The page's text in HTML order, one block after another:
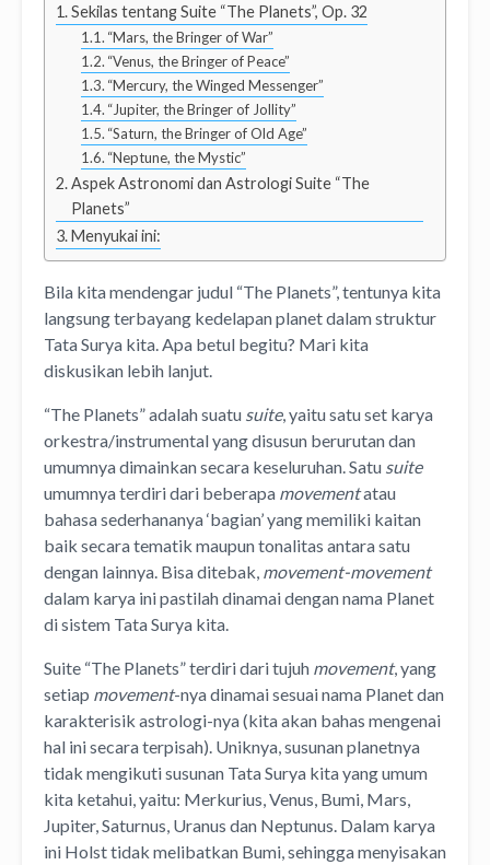
Sekilas tentang Suite “The Planets”, Op. 32
“Mars, the Bringer of War”
“Venus, the Bringer of Peace”
“Mercury, the Winged Messenger”
“Jupiter, the Bringer of Jollity”
“Saturn, the Bringer of Old Age”
“Neptune, the Mystic”
Aspek Astronomi dan Astrologi Suite “The
Planets”
Menyukai ini:
Bila kita mendengar judul “The Planets”, tentunya kita
langsung terbayang kedelapan planet dalam struktur
Tata Surya kita. Apa betul begitu? Mari kita
diskusikan lebih lanjut.
“The Planets” adalah suatu suite, yaitu satu set karya
orkestra/instrumental yang disusun berurutan dan
umumnya dimainkan secara keseluruhan. Satu suite
umumnya terdiri dari beberapa movementatau
bahasa sederhananya ‘bagian’ yang memiliki kaitan
baik secara tematik maupun tonalitas antara satu
dengan lainnya. Bisa ditebak, movement-movement
dalam karya ini pastilah dinamai dengan nama Planet
di sistem Tata Surya kita.
Suite “The Planets” terdiri dari tujuh movement, yang
setiap movement-nya dinamai sesuai nama Planet dan
karakterisik astrologi-nya (kita akan bahas mengenai
hal ini secara terpisah). Uniknya, susunan planetnya
tidak mengikuti susunan Tata Surya kita yang umum
kita ketahui, yaitu: Merkurius, Venus, Bumi, Mars,
Jupiter, Saturnus, Uranus dan Neptunus. Dalam karya
ini Holst tidak melibatkan Bumi, sehingga menyisakan